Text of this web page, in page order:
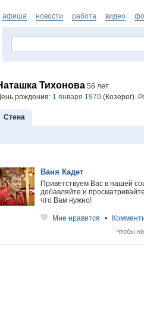
афиша новости работа видео
Тихонова 56 лет
рождения: 1 января 1970 (Козерог).
Стена
Ваня Кадет
Приветствуем Вас в нашей
добавляйте и
что Вам нужно!
Мне нравится •
Чтобы